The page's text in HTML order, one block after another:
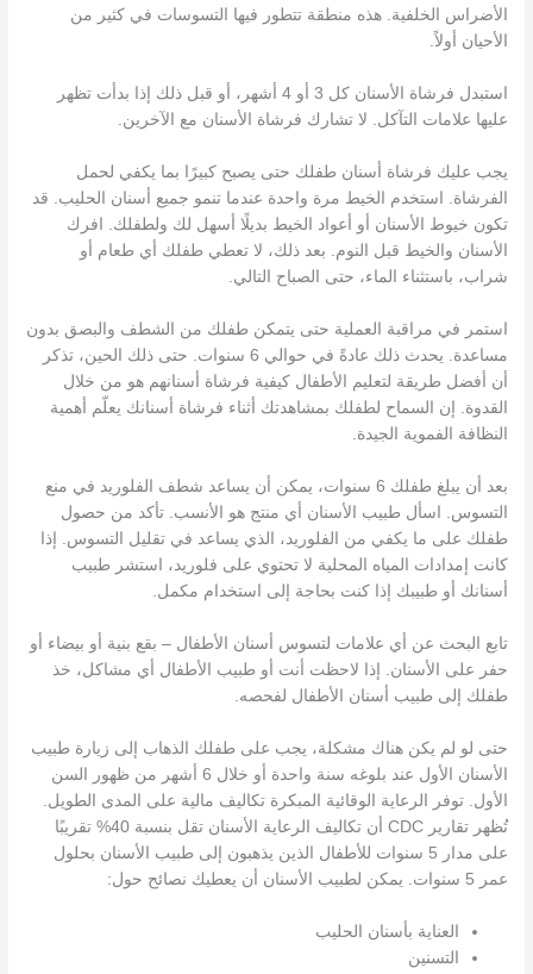
الأضراس الخلفية. هذه منطقة تتطور فيها التسوسات في كثير من
الأحيان أولاً.
استبدل فرشاة الأسنان كل 3 أو 4 أشهر، أو قبل ذلك إذا بدأت تظهر
عليها علامات التآكل. لا تشارك فرشاة الأسنان مع الآخرين.
يجب عليك فرشاة أسنان طفلك حتى يصبح كبيرًا بما يكفي لحمل
الفرشاة. استخدم الخيط مرة واحدة عندما تنمو جميع أسنان الحليب. قد
تكون خيوط الأسنان أو أعواد الخيط بديلًا أسهل لك ولطفلك. افرك
الأسنان والخيط قبل النوم. بعد ذلك، لا تعطي طفلك أي طعام أو
شراب، باستثناء الماء، حتى الصباح التالي.
استمر في مراقبة العملية حتى يتمكن طفلك من الشطف والبصق بدون
مساعدة. يحدث ذلك عادةً في حوالي 6 سنوات. حتى ذلك الحين، تذكر
أن أفضل طريقة لتعليم الأطفال كيفية فرشاة أسنانهم هو من خلال
القدوة. إن السماح لطفلك بمشاهدتك أثناء فرشاة أسنانك يعلّم أهمية
النظافة الفموية الجيدة.
بعد أن يبلغ طفلك 6 سنوات، يمكن أن يساعد شطف الفلوريد في منع
التسوس. اسأل طبيب الأسنان أي منتج هو الأنسب. تأكد من حصول
طفلك على ما يكفي من الفلوريد، الذي يساعد في تقليل التسوس. إذا
كانت إمدادات المياه المحلية لا تحتوي على فلوريد، استشر طبيب
أسنانك أو طبيبك إذا كنت بحاجة إلى استخدام مكمل.
تابع البحث عن أي علامات لتسوس أسنان الأطفال – بقع بنية أو بيضاء أو
حفر على الأسنان. إذا لاحظت أنت أو طبيب الأطفال أي مشاكل، خذ
طفلك إلى طبيب أسنان الأطفال لفحصه.
حتى لو لم يكن هناك مشكلة، يجب على طفلك الذهاب إلى زيارة طبيب
الأسنان الأول عند بلوغه سنة واحدة أو خلال 6 أشهر من ظهور السن
الأول. توفر الرعاية الوقائية المبكرة تكاليف مالية على المدى الطويل.
تُظهر تقارير CDC أن تكاليف الرعاية الأسنان تقل بنسبة 40% تقريبًا
على مدار 5 سنوات للأطفال الذين يذهبون إلى طبيب الأسنان بحلول
عمر 5 سنوات. يمكن لطبيب الأسنان أن يعطيك نصائح حول:
العناية بأسنان الحليب
التسنين